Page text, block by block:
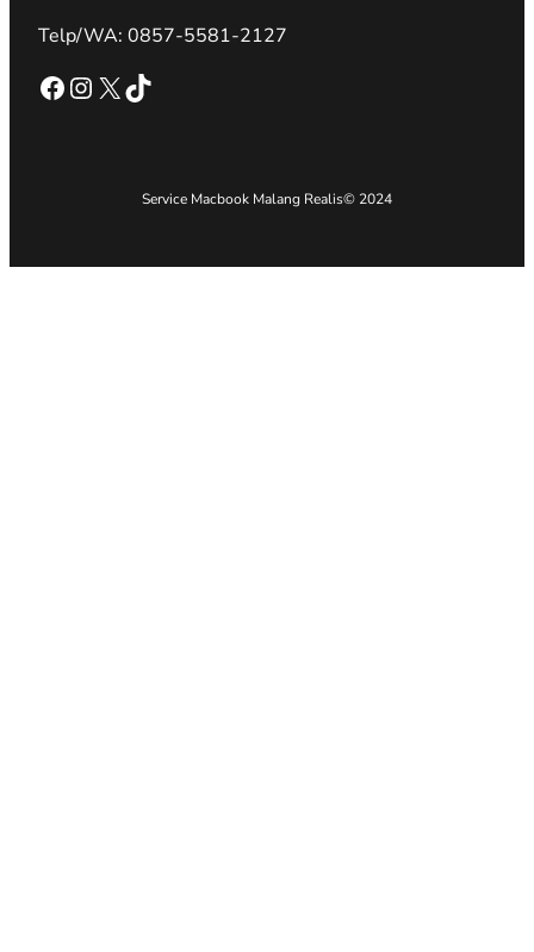
Telp/WA: 0857-5581-2127
Facebook Instagram X TikTok
Service Macbook Malang Realis© 2024